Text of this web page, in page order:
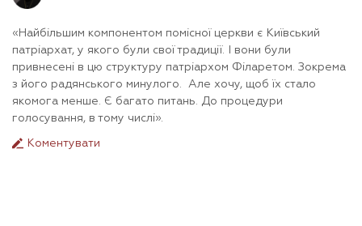
«Найбільшим компонентом помісної церкви є Київський
патріархат, у якого були свої традиції. І вони були
привнесені в цю структуру патріархом Філаретом. Зокрема
з його радянського минулого. Але хочу, щоб їх стало
якомога менше. Є багато питань. До процедури
голосування, в тому числі».
Коментувати